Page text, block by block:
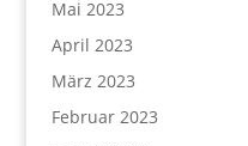
Mai 2023
April 2023
März 2023
Februar 2023